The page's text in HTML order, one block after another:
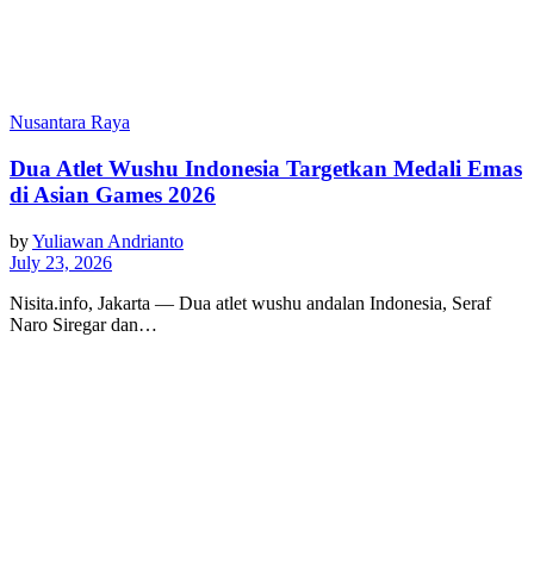
Nusantara Raya
Dua Atlet Wushu Indonesia Targetkan Medali Emas
di Asian Games 2026
byYuliawan Andrianto
July 23, 2026
Nisita.info, Jakarta — Dua atlet wushu andalan Indonesia, Seraf
Naro Siregar dan…